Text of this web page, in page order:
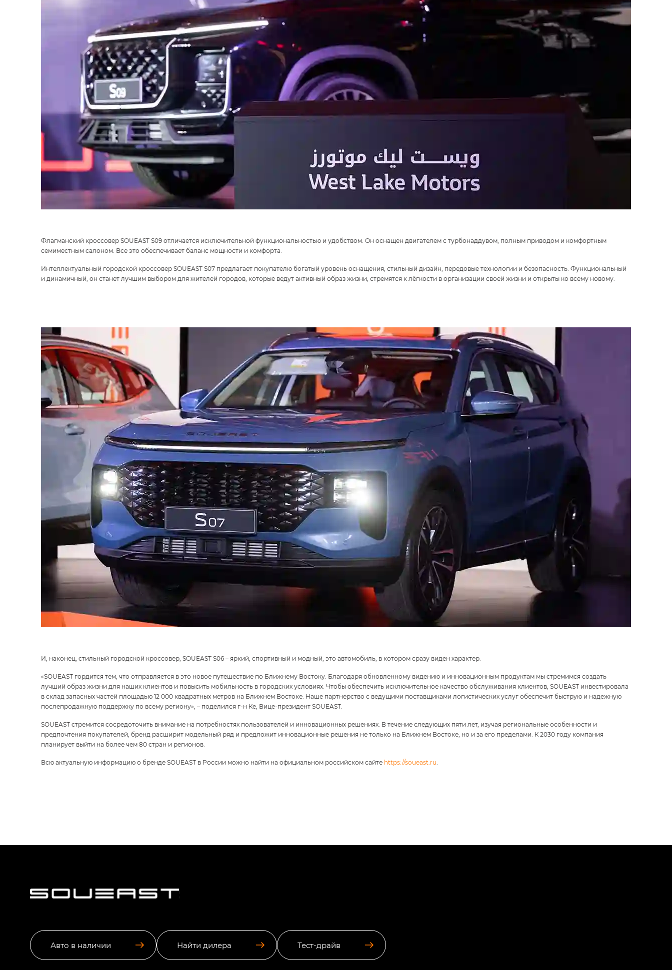
Флагманский кроссовер SOUEAST S09 отличается исключительной функциональностью и удобством. Он оснащен двигателем с турбонаддувом, полным приводом и комфортным
семиместным салоном. Все это обеспечивает баланс мощности и комфорта.
Интеллектуальный городской кроссовер SOUEAST S07 предлагает покупателю богатый уровень оснащения, стильный дизайн, передовые технологии и безопасность. Функциональный
и динамичный, он станет лучшим выбором для жителей городов, которые ведут активный образ жизни, стремятся к лёгкости в организации своей жизни и открыты ко всему новому.
И, наконец, стильный городской кроссовер, SOUEAST S06 – яркий, спортивный и модный, это автомобиль, в котором сразу виден характер.
«SOUEAST гордится тем, что отправляется в это новое путешествие по Ближнему Востоку. Благодаря обновленному видению и инновационным продуктам мы стремимся создать
лучший образ жизни для наших клиентов и повысить мобильность в городских условиях. Чтобы обеспечить исключительное качество обслуживания клиентов, SOUEAST инвестировала
в склад запасных частей площадью 12 000 квадратных метров на Ближнем Востоке. Наше партнерство с ведущими поставщиками логистических услуг обеспечит быструю и надежную
послепродажную поддержку по всему региону», – поделился г-н Ке, Вице-президент SOUEAST.
SOUEAST стремится сосредоточить внимание на потребностях пользователей и инновационных решениях. В течение следующих пяти лет, изучая региональные особенности и
предпочтения покупателей, бренд расширит модельный ряд и предложит инновационные решения не только на Ближнем Востоке, но и за его пределами. К 2030 году компания
планирует выйти на более чем 80 стран и регионов.
Всю актуальную информацию о бренде SOUEAST в России можно найти на официальном российском сайте https://soueast.ru
Авто в наличии Найти дилера Тест-драйв